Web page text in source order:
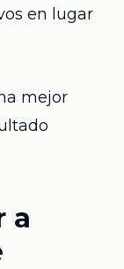
en lugar
mejor
a